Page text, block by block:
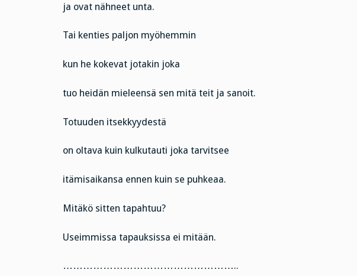
ja ovat nähneet unta.
Tai kenties paljon myöhemmin
kun he kokevat jotakin joka
tuo heidän mieleensä sen mitä teit ja sanoit.
Totuuden itsekkyydestä
on oltava kuin kulkutauti joka tarvitsee
itämisaikansa ennen kuin se puhkeaa.
Mitäkö sitten tapahtuu?
Useimmissa tapauksissa ei mitään.
……………………………………………..